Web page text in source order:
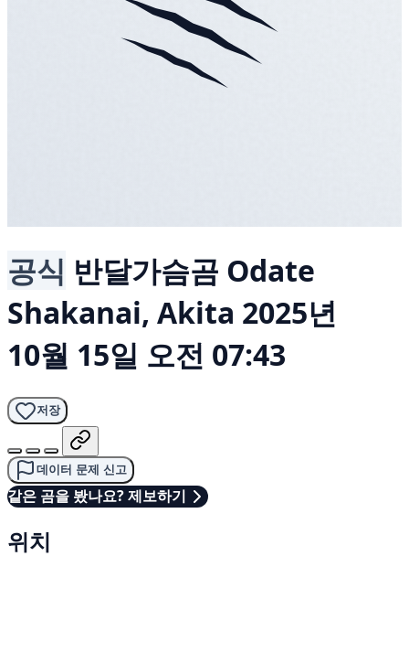
공식 반달가슴곰 Odate
Shakanai, Akita 2025년
10월 15일 오전 07:43
저장
데이터 문제 신고
같은 곰을 봤나요? 제보하기
위치